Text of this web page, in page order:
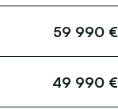
59 990 €
49 990 €